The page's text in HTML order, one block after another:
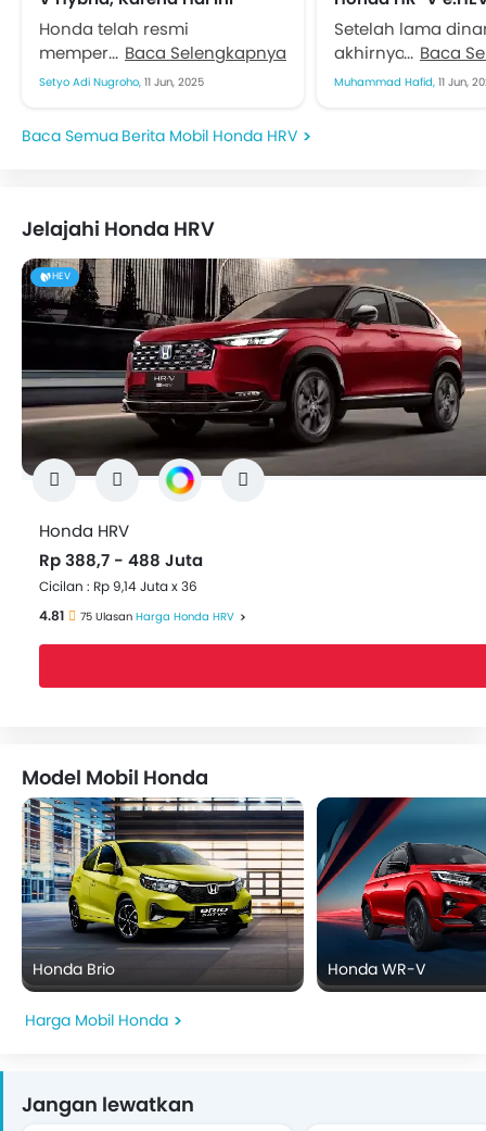
Honda telah resmi
memperkenalkan HR-V e:HEV
di pasar indonesia, Selasa
hibridanya yang ramah emisi,
masyarakat tertarik...
Baca Selengkapnya
Setyo Adi Nugroho, 11 Jun, 2025
Setelah lama
akhirnya merilis
hybrid atau yang
Baca
Muhammad Hafid, 11 Jun,
Berita Mobil Honda HRV
Jelajahi Honda HRV
HEV
Honda HRV
Rp 388,7 - 488 Juta
Cicilan : Rp 9,14 Juta x 36
4.81
75 Ulasan Harga Honda HRV
Model Mobil Honda
Honda Brio Honda WR-V
Harga Mobil Honda
Jangan lewatkan